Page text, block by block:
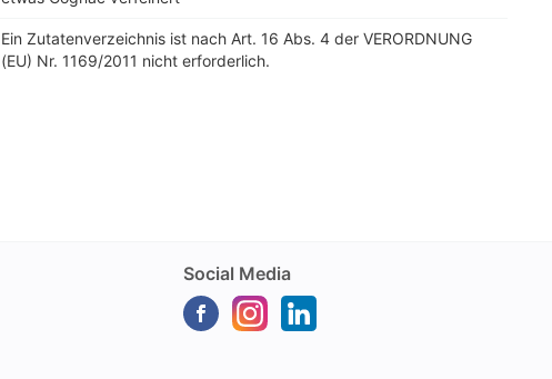
Ein Zutatenverzeichnis ist nach Art. 16 Abs. 4 der VERORDNUNG
(EU) Nr. 1169/2011 nicht erforderlich.
Social Media